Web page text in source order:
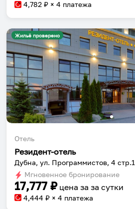
4,782 ₽ × 4 платежа
Жильё проверено
Отель
Резидент-отель
Дубна, ул. Программистов, 4 стр.1
Мгновенное бронирование
17,777 ₽ цена за за сутки
4,444 ₽ × 4 платежа